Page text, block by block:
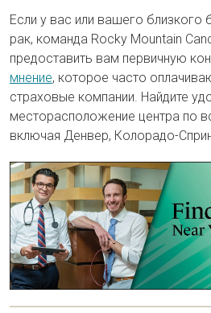
Если у вас или вашего близкого
рак, команда Rocky Mountain
предоставить вам первичную
мнение, которое часто
страховые компании. Найдите
месторасположение центра по
включая Денвер, Колорадо-